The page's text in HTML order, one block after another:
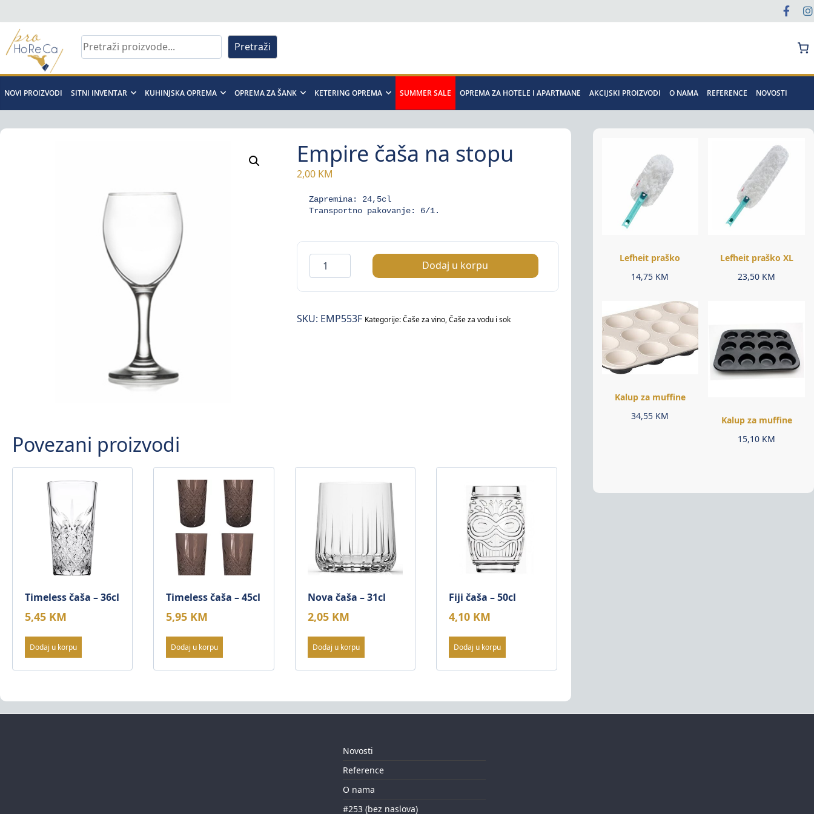
to
content
Pro
Horeca
d.o.o
Pretraži
NOVI PROIZVODI SITNI INVENTAR KUHINJSKA OPREMA OPREMA ZA ŠANK KETERING OPREMA SUMMER SALE OPREMA ZA HOTELE I APARTMANE AKCIJSKI PROIZVODI O NAMA REFERENCE NOVOSTI
Empire čaša na stopu
2,00 KM
Zapremina: 24,5cl
Transportno pakovanje: 6/1.
Empire
čaša
na
količina
Dodaj u korpu
SKU: EMP553F Kategorije:Čaše za vino,Čaše za vodu i sok
Povezani proizvodi
Timeless čaša – 36cl
5,45 KM
Dodaj u korpu
Timeless čaša – 45cl
5,95 KM
Dodaj u korpu
Nova čaša – 31cl
2,05 KM
Dodaj u korpu
Fiji čaša – 50cl
4,10 KM
Dodaj u korpu
Lefheit praško
14,75 KM
Lefheit praško XL
23,50 KM
Kalup za muffine
34,55 KM
Kalup za muffine
15,10 KM
Novosti
Reference
O nama
#253 (bez naslova)